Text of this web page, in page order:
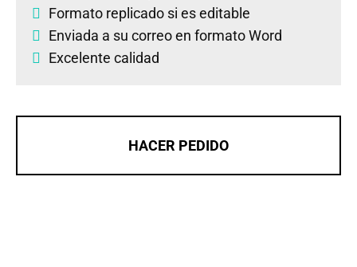
Formato replicado si es editable
Enviada a su correo en formato Word
Excelente calidad
HACER PEDIDO